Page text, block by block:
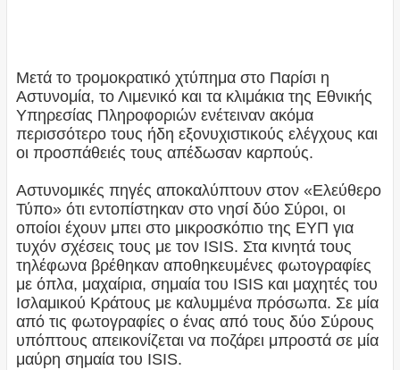
Μετά το τρομοκρατικό χτύπημα στο Παρίσι η
Αστυνομία, το Λιμενικό και τα κλιμάκια της Εθνικής
Υπηρεσίας Πληροφοριών ενέτειναν ακόμα
περισσότερο τους ήδη εξονυχιστικούς ελέγχους και
οι προσπάθειές τους απέδωσαν καρπούς.
Αστυνομικές πηγές αποκαλύπτουν στον «Ελεύθερο
Τύπο» ότι εντοπίστηκαν στο νησί δύο Σύροι, οι
οποίοι έχουν μπει στο μικροσκόπιο της ΕΥΠ για
τυχόν σχέσεις τους με τον ISIS. Στα κινητά τους
τηλέφωνα βρέθηκαν αποθηκευμένες φωτογραφίες
με όπλα, μαχαίρια, σημαία του ISIS και μαχητές του
Ισλαμικού Κράτους με καλυμμένα πρόσωπα. Σε μία
από τις φωτογραφίες ο ένας από τους δύο Σύρους
υπόπτους απεικονίζεται να ποζάρει μπροστά σε μία
μαύρη σημαία του ISIS.